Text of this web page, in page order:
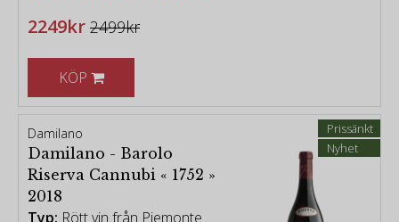
2249kr 2499kr
KÖP
Prissänkt
Nyhet
Damilano
Damilano - Barolo
Riserva Cannubi « 1752 »
2018
Typ: Rött vin från Piemonte